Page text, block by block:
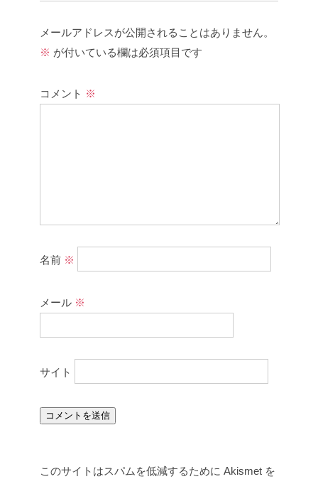
メールアドレスが公開されることはありません。
※ が付いている欄は必須項目です
コメント ※
名前 ※
メール ※
サイト
このサイトはスパムを低減するために Akismet を